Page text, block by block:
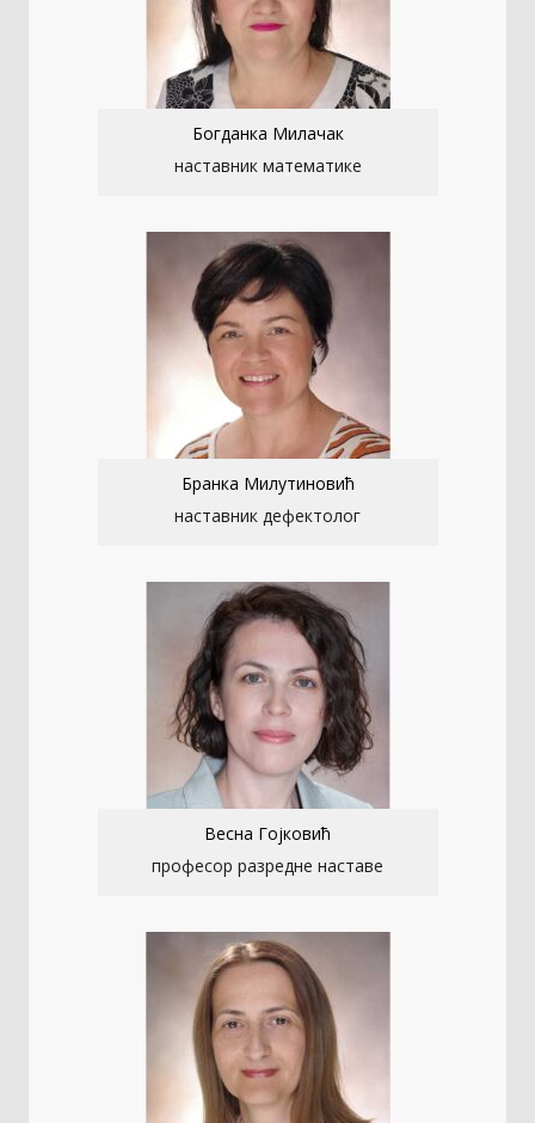
Богданка Милачак
наставник математике
Бранка Милутиновић
наставник дефектолог
Весна Гојковић
професор разредне наставе